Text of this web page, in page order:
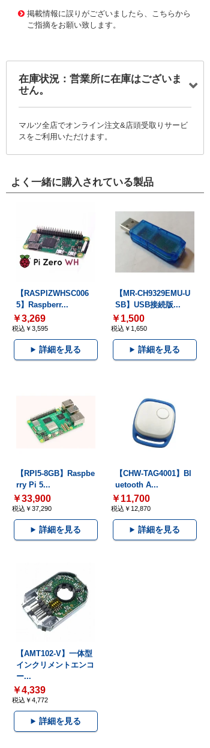
掲載情報に誤りがございましたら、こちらから
ご指摘をお願い致します。
在庫状況：営業所に在庫はございま
せん。
マルツ全店でオンライン注文&店頭受取りサービ
スをご利用いただけます。
よく一緒に購入されている製品
【RASPIZWHSC006
5】Raspberr...
￥3,269
税込￥3,595
詳細を見る
【MR-CH9329EMU-U
SB】USB接続版...
￥1,500
税込￥1,650
詳細を見る
【RPI5-8GB】Raspbe
rry Pi 5...
￥33,900
税込￥37,290
詳細を見る
【CHW-TAG4001】Bl
uetooth A...
￥11,700
税込￥12,870
詳細を見る
【AMT102-V】一体型
インクリメントエンコ
ー...
￥4,339
税込￥4,772
詳細を見る